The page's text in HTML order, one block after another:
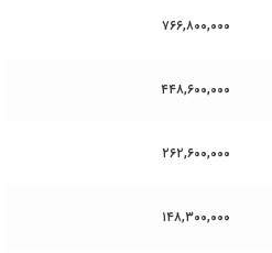
۷۶۶,۸۰۰,۰۰۰
۴۴۸,۶۰۰,۰۰۰
۲۶۲,۶۰۰,۰۰۰
۱۴۸,۳۰۰,۰۰۰